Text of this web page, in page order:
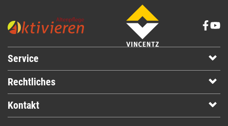
Service
Rechtliches
Kontakt